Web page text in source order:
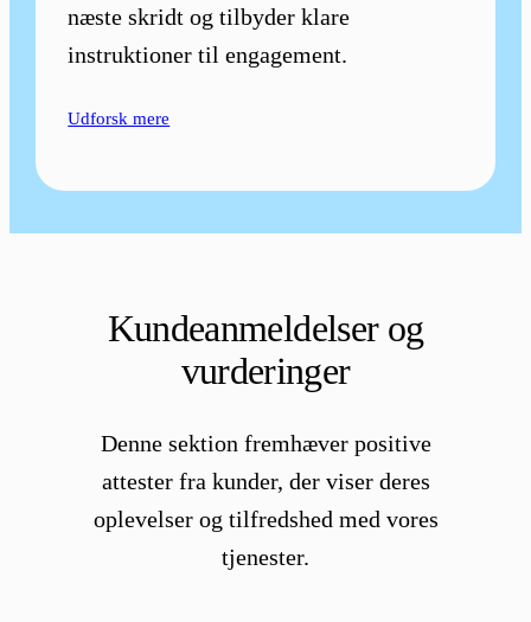
næste skridt og tilbyder klare
instruktioner til engagement.
Udforsk mere
Kundeanmeldelser og
vurderinger
Denne sektion fremhæver positive
attester fra kunder, der viser deres
oplevelser og tilfredshed med vores
tjenester.